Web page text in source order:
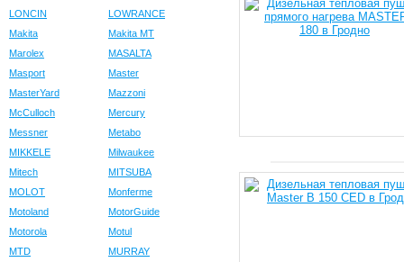
LONCIN
LOWRANCE
Makita
Makita MT
Marolex
MASALTA
Masport
Master
MasterYard
Mazzoni
McCulloch
Mercury
Messner
Metabo
MIKKELE
Milwaukee
Mitech
MITSUBA
MOLOT
Monferme
Motoland
MotorGuide
Motorola
Motul
MTD
MURRAY